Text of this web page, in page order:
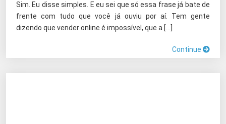
Sim. Eu disse simples. E eu sei que só essa frase já bate de
frente com tudo que você já ouviu por aí. Tem gente
dizendo que vender online é impossível, que a […]
Continue